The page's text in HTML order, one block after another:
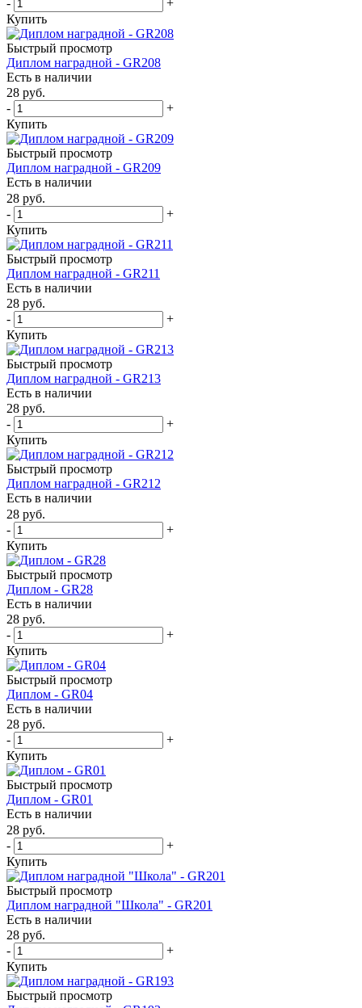
-
+
Купить
Быстрый просмотр
Диплом наградной - GR208
Есть в наличии
28 руб.
-
+
Купить
Быстрый просмотр
Диплом наградной - GR209
Есть в наличии
28 руб.
-
+
Купить
Быстрый просмотр
Диплом наградной - GR211
Есть в наличии
28 руб.
-
+
Купить
Быстрый просмотр
Диплом наградной - GR213
Есть в наличии
28 руб.
-
+
Купить
Быстрый просмотр
Диплом наградной - GR212
Есть в наличии
28 руб.
-
+
Купить
Быстрый просмотр
Диплом - GR28
Есть в наличии
28 руб.
-
+
Купить
Быстрый просмотр
Диплом - GR04
Есть в наличии
28 руб.
-
+
Купить
Быстрый просмотр
Диплом - GR01
Есть в наличии
28 руб.
-
+
Купить
Быстрый просмотр
Диплом наградной "Школа" - GR201
Есть в наличии
28 руб.
-
+
Купить
Быстрый просмотр